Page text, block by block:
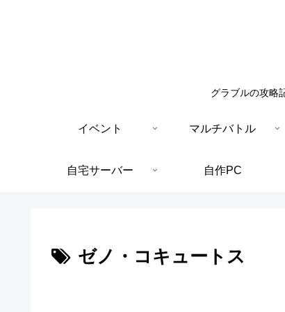
グラブルの攻略
イベント マルチバトル
自宅サーバー 自作PC
ゼノ・コキュートス